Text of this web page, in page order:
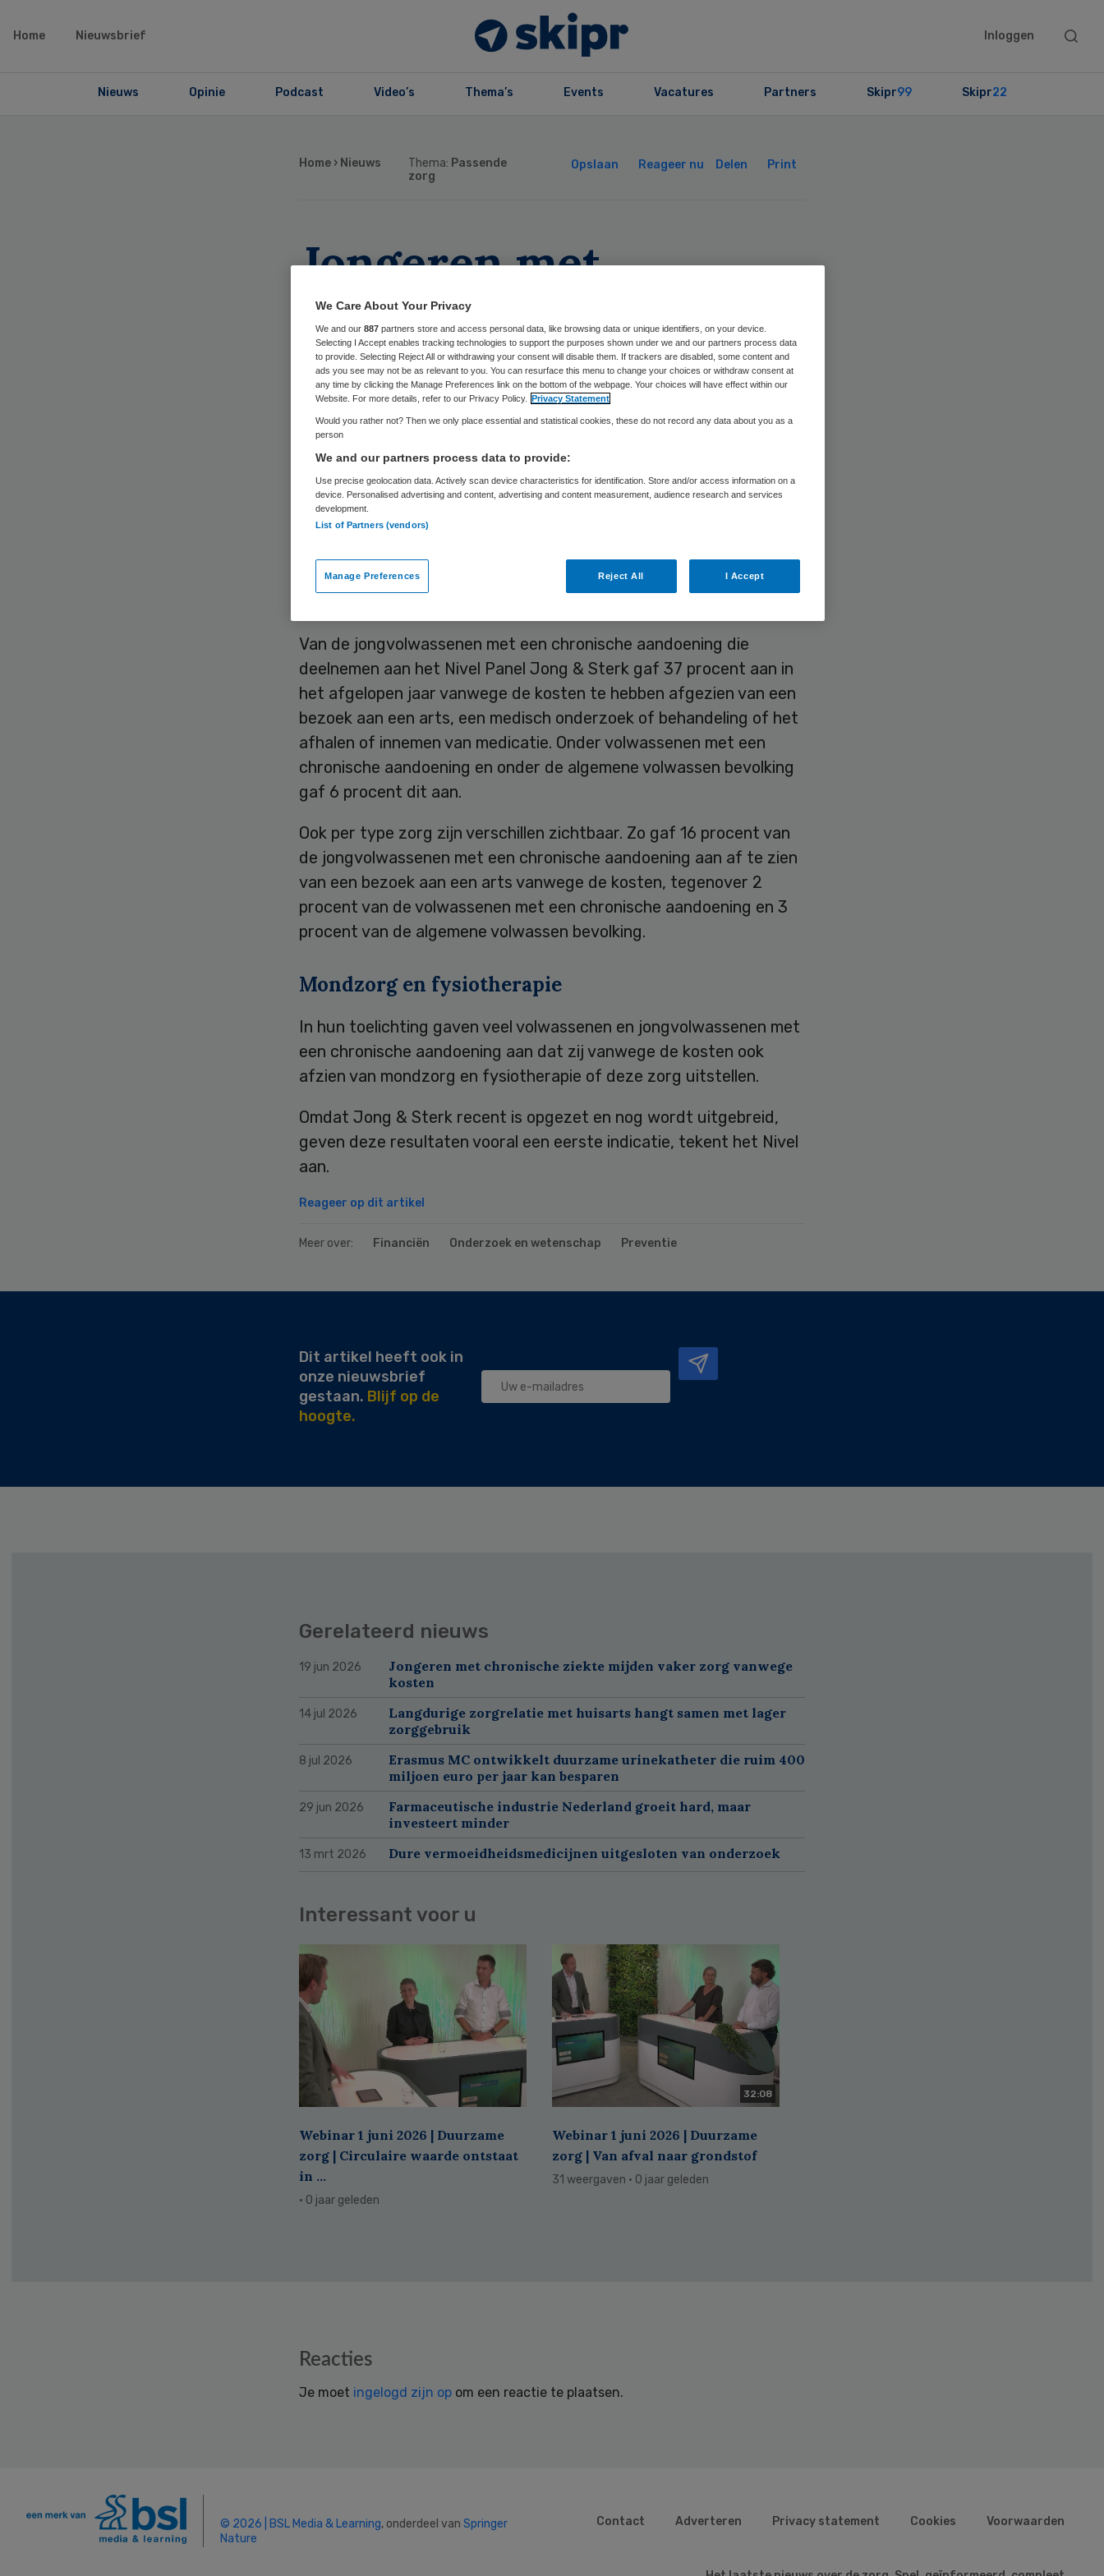
Home Nieuwsbrief Inloggen
Search
Nieuws Opinie Podcast Video’s Thema’s Events Vacatures Partners Skipr99 Skipr22
Home › Nieuws Thema: Passende
zorg
Opslaan Reageer nu Delen Print
Jongeren met
chronische ziekte
mijden vaker zorg
vanwege kosten
Skipr Redactie 19 juni 2026,11:20 1146 keer gelezen
aandoening lijken vaker zorg te mijden dan oudere volwassenen.
Dat blijkt uit vragenlijstonderzoek van het Nivel.
Van de jongvolwassenen met een chronische aandoening die
deelnemen aan het Nivel Panel Jong & Sterk gaf 37 procent aan in
het afgelopen jaar vanwege de kosten te hebben afgezien van een
bezoek aan een arts, een medisch onderzoek of behandeling of het
afhalen of innemen van medicatie. Onder volwassenen met een
chronische aandoening en onder de algemene volwassen bevolking
gaf 6 procent dit aan.
Ook per type zorg zijn verschillen zichtbaar. Zo gaf 16 procent van
de jongvolwassenen met een chronische aandoening aan af te zien
van een bezoek aan een arts vanwege de kosten, tegenover 2
procent van de volwassenen met een chronische aandoening en 3
procent van de algemene volwassen bevolking.
Mondzorg en fysiotherapie
In hun toelichting gaven veel volwassenen en jongvolwassenen met
een chronische aandoening aan dat zij vanwege de kosten ook
afzien van mondzorg en fysiotherapie of deze zorg uitstellen.
Omdat Jong & Sterk recent is opgezet en nog wordt uitgebreid,
geven deze resultaten vooral een eerste indicatie, tekent het Nivel
aan.
Reageer op dit artikel
Meer over: Financiën Onderzoek en wetenschap Preventie
Dit artikel heeft ook in
onze nieuwsbrief
gestaan. Blijf op de
hoogte.
Gerelateerd nieuws
19 jun 2026
Jongeren met chronische ziekte mijden vaker zorg vanwege
kosten
14 jul 2026
Langdurige zorgrelatie met huisarts hangt samen met lager
zorggebruik
8 jul 2026
Erasmus MC ontwikkelt duurzame urinekatheter die ruim 400
miljoen euro per jaar kan besparen
29 jun 2026
Farmaceutische industrie Nederland groeit hard, maar
investeert minder
13 mrt 2026 Dure vermoeidheidsmedicijnen uitgesloten van onderzoek
Interessant voor u
Webinar 1 juni 2026 | Duurzame
zorg | Circulaire waarde ontstaat
in ...
· 0 jaar geleden
32:08
Webinar 1 juni 2026 | Duurzame
zorg | Van afval naar grondstof
31 weergaven · 0 jaar geleden
Reacties
Je moet ingelogd zijn op om een reactie te plaatsen.
© 2026 | BSL Media & Learning, onderdeel van Springer
Nature
Contact Adverteren Privacy statement Cookies Voorwaarden
We Care About Your Privacy
We and our 887 partners store and access personal data, like browsing data or unique identifiers, on your device.
Selecting I Accept enables tracking technologies to support the purposes shown under we and our partners process data
to provide. Selecting Reject All or withdrawing your consent will disable them. If trackers are disabled, some content and
ads you see may not be as relevant to you. You can resurface this menu to change your choices or withdraw consent at
any time by clicking the Manage Preferences link on the bottom of the webpage. Your choices will have effect within our
Website. For more details, refer to our Privacy Policy. Privacy Statement
Would you rather not? Then we only place essential and statistical cookies, these do not record any data about you as a
person
We and our partners process data to provide:
Use precise geolocation data. Actively scan device characteristics for identification. Store and/or access information on a
device. Personalised advertising and content, advertising and content measurement, audience research and services
development.
List of Partners (vendors)
Manage Preferences Reject All I Accept